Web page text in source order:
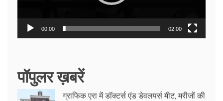
00:00 02:00
पॉपुलर ख़बरें
ग्राफिक एरा में डॉक्टर्स एंड डेवलपर्स मीट, मरीजों की